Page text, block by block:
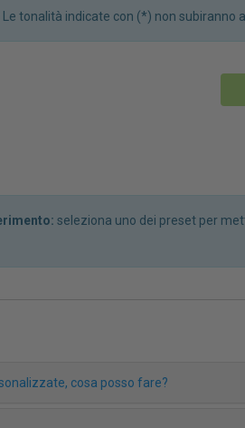
Le tonalità indicate con (*) non subiranno
seleziona uno dei preset per
cosa posso fare?